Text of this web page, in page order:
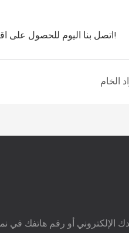
اتصل بنا اليوم للحصول على اقتراحات المعدات المصممة والأسعار والدعم الفني!